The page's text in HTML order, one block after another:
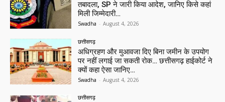
तबादला, SP ने जारी किया आदेश, जानिए किसे कहां
मिली जिम्मेदारी…
Swadha - August 4, 2026
छत्तीसगढ़
अधिग्रहण और मुआवजा दिए बिना जमीन के उपयोग
पर नहीं लगाई जा सकती रोक… छत्तीसगढ़ हाईकोर्ट ने
क्यों कहा ऐसा जानिए…
Swadha - August 4, 2026
छत्तीसगढ़